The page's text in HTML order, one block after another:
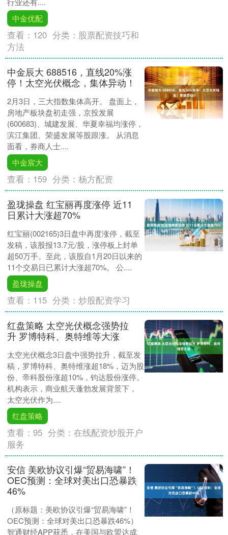
中金优配
查看： 120 分类： 股票配资技巧和
方法
中金辰大 688516，直线20%涨
停！太空光伏概念，集体异动！
2月3日，三大指数集体高开。 盘面上，
房地产板块盘初走强，京投发展
(600683)、城建发展、华夏幸福均涨停，
滨江集团、荣盛发展等股跟涨。 从消息
面看，券商人士....
中金宸大
查看： 159 分类：杨方配资
盈珑操盘 红宝丽再度涨停 近11
日累计大涨超70%
红宝丽(002165)3日盘中再度涨停，截至
发稿，该股报13.7元/股，涨停板上封单
超50万手。至此，该股自1月20日以来的
11个交易日已累计大涨超70%。 公....
盈珑操盘
查看： 115 分类：炒股配资学习
红盘策略 太空光伏概念强势拉
升 罗博特科、奥特维等大涨
太空光伏概念3日盘中强势拉升，截至发
稿，罗博特科、奥特维涨超18%，迈为股
份、帝科股份涨超10%，钧达股份涨停。
机构表示，商业航天蓬勃发展背景下，
太空光伏作为....
红盘策略
查看：95 分类：在线配资炒股开户
服务
安信 美欧协议引爆“贸易海啸”！
OEC预测：全球对美出口恐暴跌
46%
（原标题：美欧协议引爆“贸易海啸”！
OEC预测：全球对美出口恐暴跌46%）
智通财经APP获悉，在美国与欧盟达成